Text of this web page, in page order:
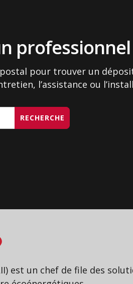
pour trouver un
l’assistance ou
RECHERCHE
est un chef de file des